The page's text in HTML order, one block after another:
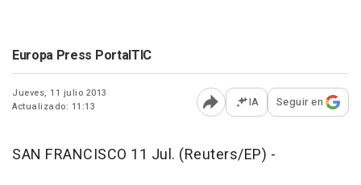
Europa Press PortalTIC
Jueves, 11 julio 2013
Actualizado: 11:13
Abrir opciones para
IA Seguir en
SAN FRANCISCO 11 Jul. (Reuters/EP) -